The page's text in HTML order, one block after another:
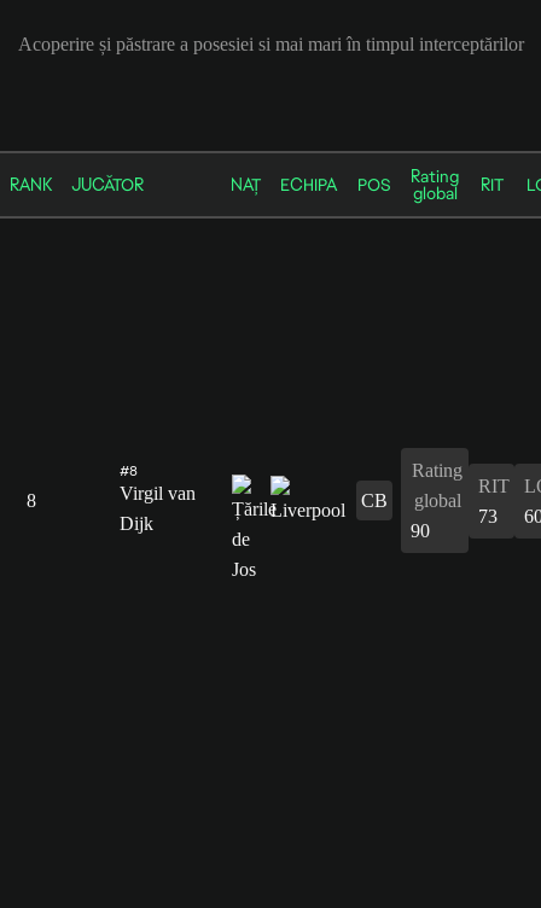
Acoperire și păstrare a posesiei si mai mari în timpul interceptărilor
RANK JUCĂTOR NAȚ ECHIPA POS Rating
global RIT
8
#8
Virgil van
Dijk
CB
Rating
global
90
RIT
73